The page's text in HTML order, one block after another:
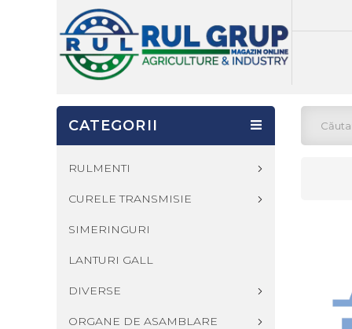
CATEGORII
RULMENTI
CURELE TRANSMISIE
SIMERINGURI
LANTURI GALL
DIVERSE
ORGANE DE ASAMBLARE